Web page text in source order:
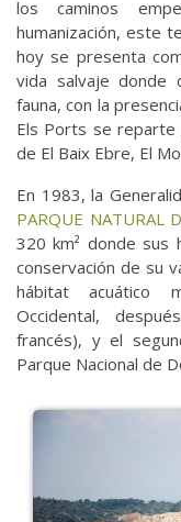
los caminos
humanización, este
hoy se presenta
vida salvaje donde
fauna, con la
Els Ports se reparte
de El Baix Ebre, El
En 1983, la
PARQUE NATURAL
320 km² donde sus
conservación de su
hábitat acuático
Occidental,
francés), y el
Parque Nacional de